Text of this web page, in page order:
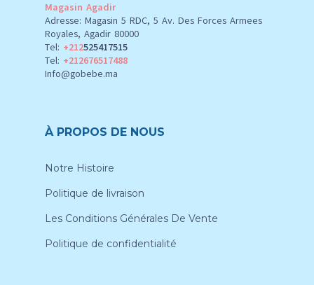
Magasin Agadir
Adresse: Magasin 5 RDC, 5 Av. Des Forces Armees
Royales, Agadir 80000
Tel: +212525417515
Tel: +212676517488
Info@gobebe.ma
À PROPOS DE NOUS
Notre Histoire
Politique de livraison
Les Conditions Générales De Vente
Politique de confidentialité